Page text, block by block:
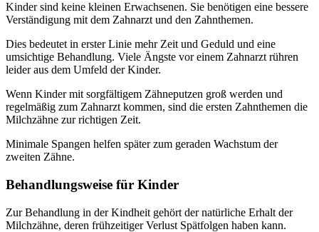
Kinder sind keine kleinen Erwachsenen. Sie benötigen eine bessere
Verständigung mit dem Zahnarzt und den Zahnthemen.
Dies bedeutet in erster Linie mehr Zeit und Geduld und eine
umsichtige Behandlung. Viele Ängste vor einem Zahnarzt rühren
leider aus dem Umfeld der Kinder.
Wenn Kinder mit sorgfältigem Zähneputzen groß werden und
regelmäßig zum Zahnarzt kommen, sind die ersten Zahnthemen die
Milchzähne zur richtigen Zeit.
Minimale Spangen helfen später zum geraden Wachstum der
zweiten Zähne.
Behandlungsweise für Kinder
Zur Behandlung in der Kindheit gehört der natürliche Erhalt der
Milchzähne, deren frühzeitiger Verlust Spätfolgen haben kann.